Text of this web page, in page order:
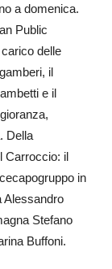
a domenica.
Public
delle
il
e il
Della
Carroccio: il
in
Alessandro
Stefano
Buffoni.